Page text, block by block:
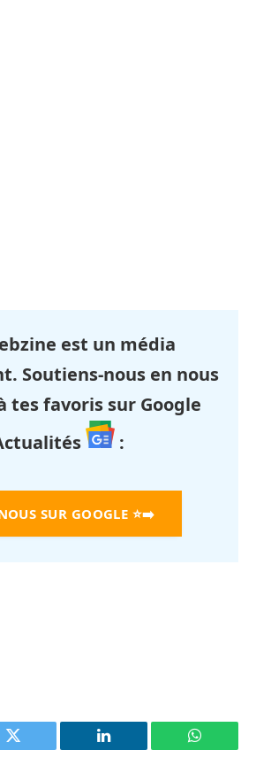
est un média
Soutiens-nous en nous
tes favoris sur Google
:
SUR GOOGLE ⭐➡️
Twitter LinkedIn